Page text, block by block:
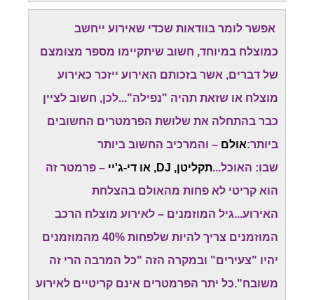
אפשר לומר בוודאות שכדי שאירוע ייחשב
כמוצלח במיוחד, חשוב שיתקיימו מספר מצומצם
של דברים, אשר בזכותם האירוע ייזכר כאירוע
מוצלח או שזאת תהיה "נפילה"...לכן, חשוב לציין
כבר בהתחלה את שלושת הפרמטרים החשובים
ביותר:אולם – והמרכיב החשוב ביותר
שבו: האוכל...תקליטן, DJ, או די-ג'יי
– פרמטר זה
הוא קריטי לא פחות מהאולם בהצלחת
האירוע...גיל המוזמנים – לאירוע מוצלח הרכב
המוזמנים צריך להיות שלפחות 40% מהמוזמנים
יהיו "צעירים" ובמקרה הזה "כל המרבה הרי זה
משובח".כל יתר הפרמטרים אינם קריטיים לאירוע